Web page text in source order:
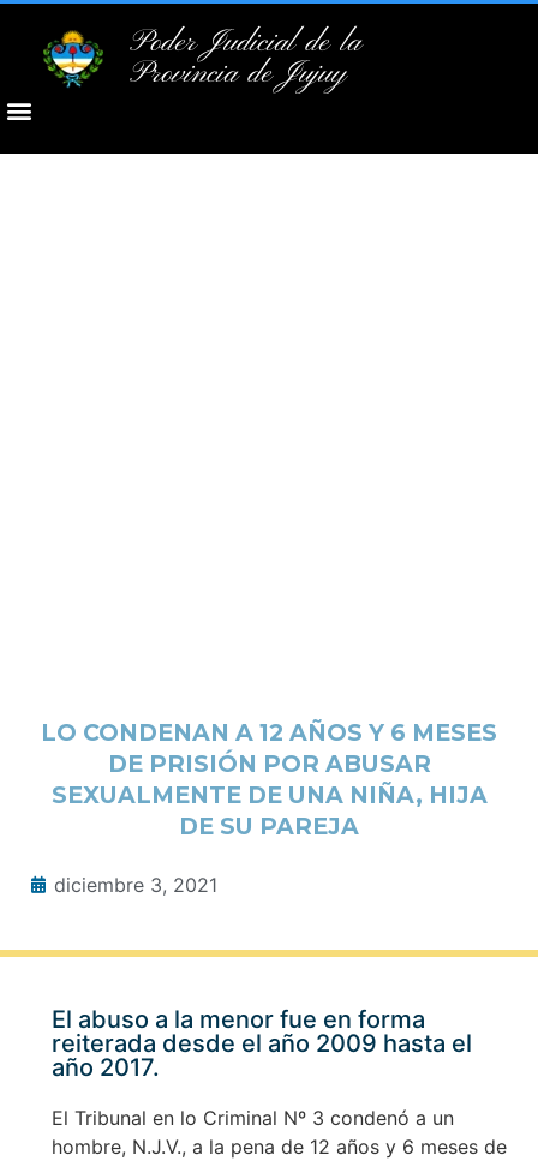
Poder Judicial de la
Provincia de Jujuy
LO CONDENAN A 12 AÑOS Y 6 MESES
DE PRISIÓN POR ABUSAR
SEXUALMENTE DE UNA NIÑA, HIJA
DE SU PAREJA
diciembre 3, 2021
El abuso a la menor fue en forma
reiterada desde el año 2009 hasta el
año 2017.
El Tribunal en lo Criminal Nº 3 condenó a un
hombre, N.J.V., a la pena de 12 años y 6 meses de